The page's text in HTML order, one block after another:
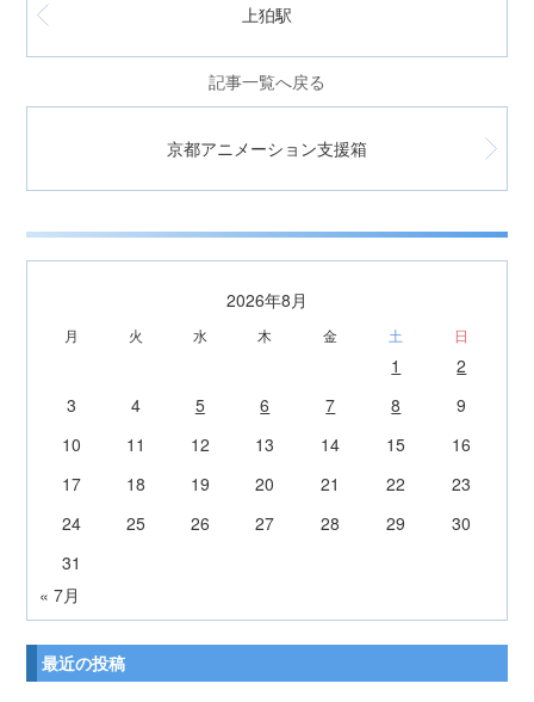
上狛駅
記事一覧へ戻る
京都アニメーション支援箱
2026年8月
月 火 水 木 金 土 日
1
2
3
4 5 6 7 8
9
10
11 12 13 14 15
16
17
18 19 20 21 22
23
24
25 26 27 28 29
30
31
« 7月
最近の投稿